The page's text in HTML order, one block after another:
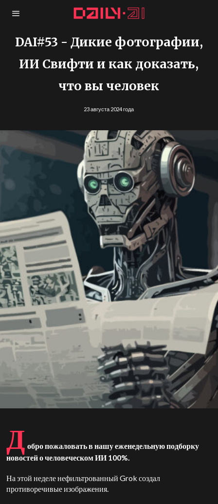
DAI#53 - Дикие фотографии,
ИИ Свифти и как доказать,
что вы человек
23 августа 2024 года
Д обро пожаловать в нашу еженедельную подборку
новостей о человеческом ИИ 100%.
На этой неделе нефильтрованный Grok создал
противоречивые изображения.